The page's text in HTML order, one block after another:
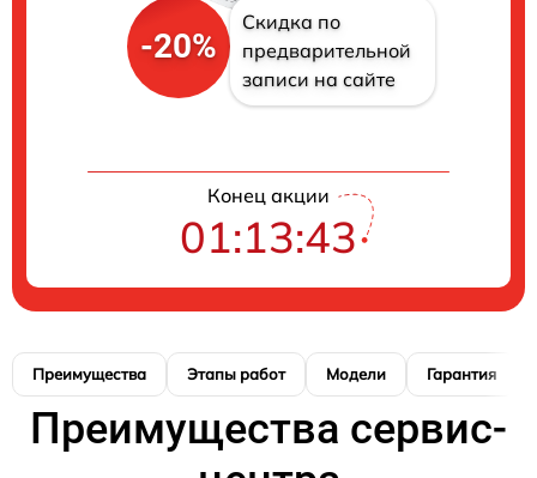
-20%
Скидка по
предварительной
записи на сайте
Конец акции
01:13:42
Преимущества Этапы работ Модели Гарантия
Преимущества сервис-